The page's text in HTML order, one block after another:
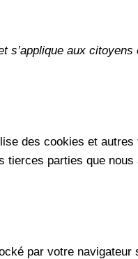
aux
des cookies et
parties que
par votre navigateur